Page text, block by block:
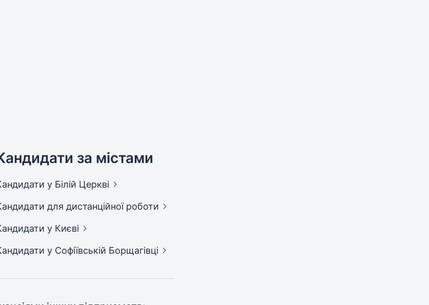
за містами
у Білій Церкві
для дистанційної роботи
у Києві
у Софіївській Борщагівці